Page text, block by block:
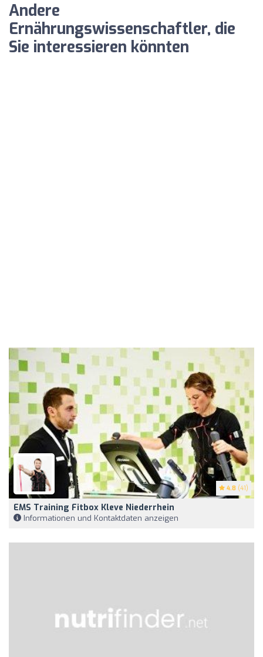
Andere
Ernährungswissenschaftler, die
Sie interessieren könnten
4.8 (41)
EMS Training Fitbox Kleve Niederrhein
Informationen und Kontaktdaten anzeigen